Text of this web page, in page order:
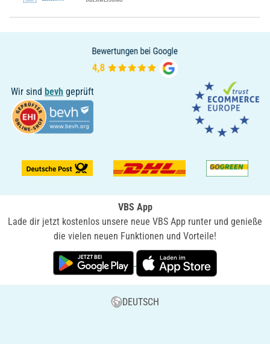
Wir sind bevh geprüft
VBS App
Lade dir jetzt kostenlos unsere neue VBS App runter und genieße
die vielen neuen Funktionen und Vorteile!
DEUTSCH